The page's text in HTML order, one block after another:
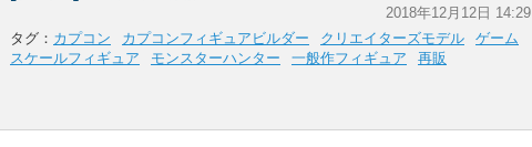
2018年12月12日 14:29
タグ： カプコン カプコンフィギュアビルダー クリエイターズモデル
ゲーム
スケールフィギュア
モンスターハンター 一般作フィギュア 再販